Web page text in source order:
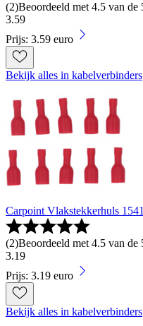
(2)Beoordeeld met 4.5 van de
3.59
Prijs: 3.59 euro
Bekijk alles in kabelverbinders
Carpoint Vlakstekkerhuls
(2)Beoordeeld met 4.5 van de
3.19
Prijs: 3.19 euro
Bekijk alles in kabelverbinders